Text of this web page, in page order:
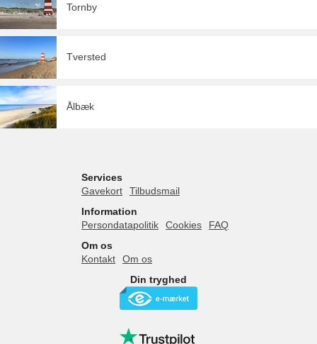
Tornby
Tversted
Ålbæk
Services
Gavekort
Tilbudsmail
Information
Persondatapolitik
Cookies
FAQ
Om os
Kontakt
Om os
Din tryghed